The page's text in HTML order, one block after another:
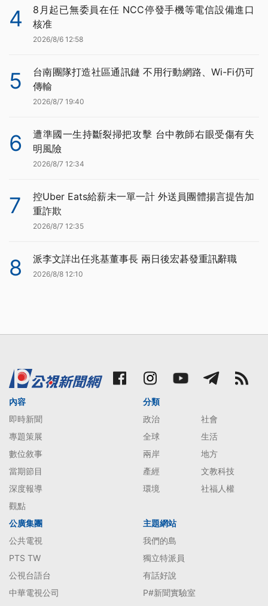
4
8月起已無委員在任 NCC停發手機等電信設備進口
核准
2026/8/6 12:58
5
台南團隊打造社區通訊鏈 不用行動網路、Wi-Fi仍可
傳輸
2026/8/7 19:40
6
遭準國一生持斷裂掃把攻擊 台中教師右眼受傷有失
明風險
2026/8/7 12:34
7
控Uber Eats給薪未一單一計 外送員團體揚言提告加
重詐欺
2026/8/7 12:35
8 派李文詳出任兆基董事長 兩日後宏碁發重訊辭職
2026/8/8 12:10
內容
即時新聞
專題策展
數位敘事
當期節目
深度報導
觀點
分類
政治
社會
全球
生活
兩岸
地方
產經
文教科技
環境
社福人權
公廣集團
公共電視
PTS TW
公視台語台
中華電視公司
主題網站
我們的島
獨立特派員
有話好說
P#新聞實驗室